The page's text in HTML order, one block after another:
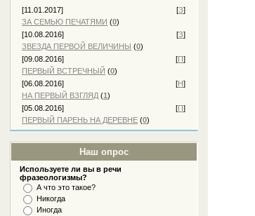
[11.01.2017] [З]
ЗА СЕМЬЮ ПЕЧАТЯМИ (0)
[10.08.2016]
[З]
ЗВЕЗДА ПЕРВОЙ ВЕЛИЧИНЫ (0)
[09.08.2016]
[П]
ПЕРВЫЙ ВСТРЕЧНЫЙ (0)
[06.08.2016]
[Н]
НА ПЕРВЫЙ ВЗГЛЯД (1)
[05.08.2016]
[П]
ПЕРВЫЙ ПАРЕНЬ НА ДЕРЕВНЕ (0)
Наш опрос
Используете ли вы в речи
фразеологизмы?
А что это такое?
Никогда
Иногда